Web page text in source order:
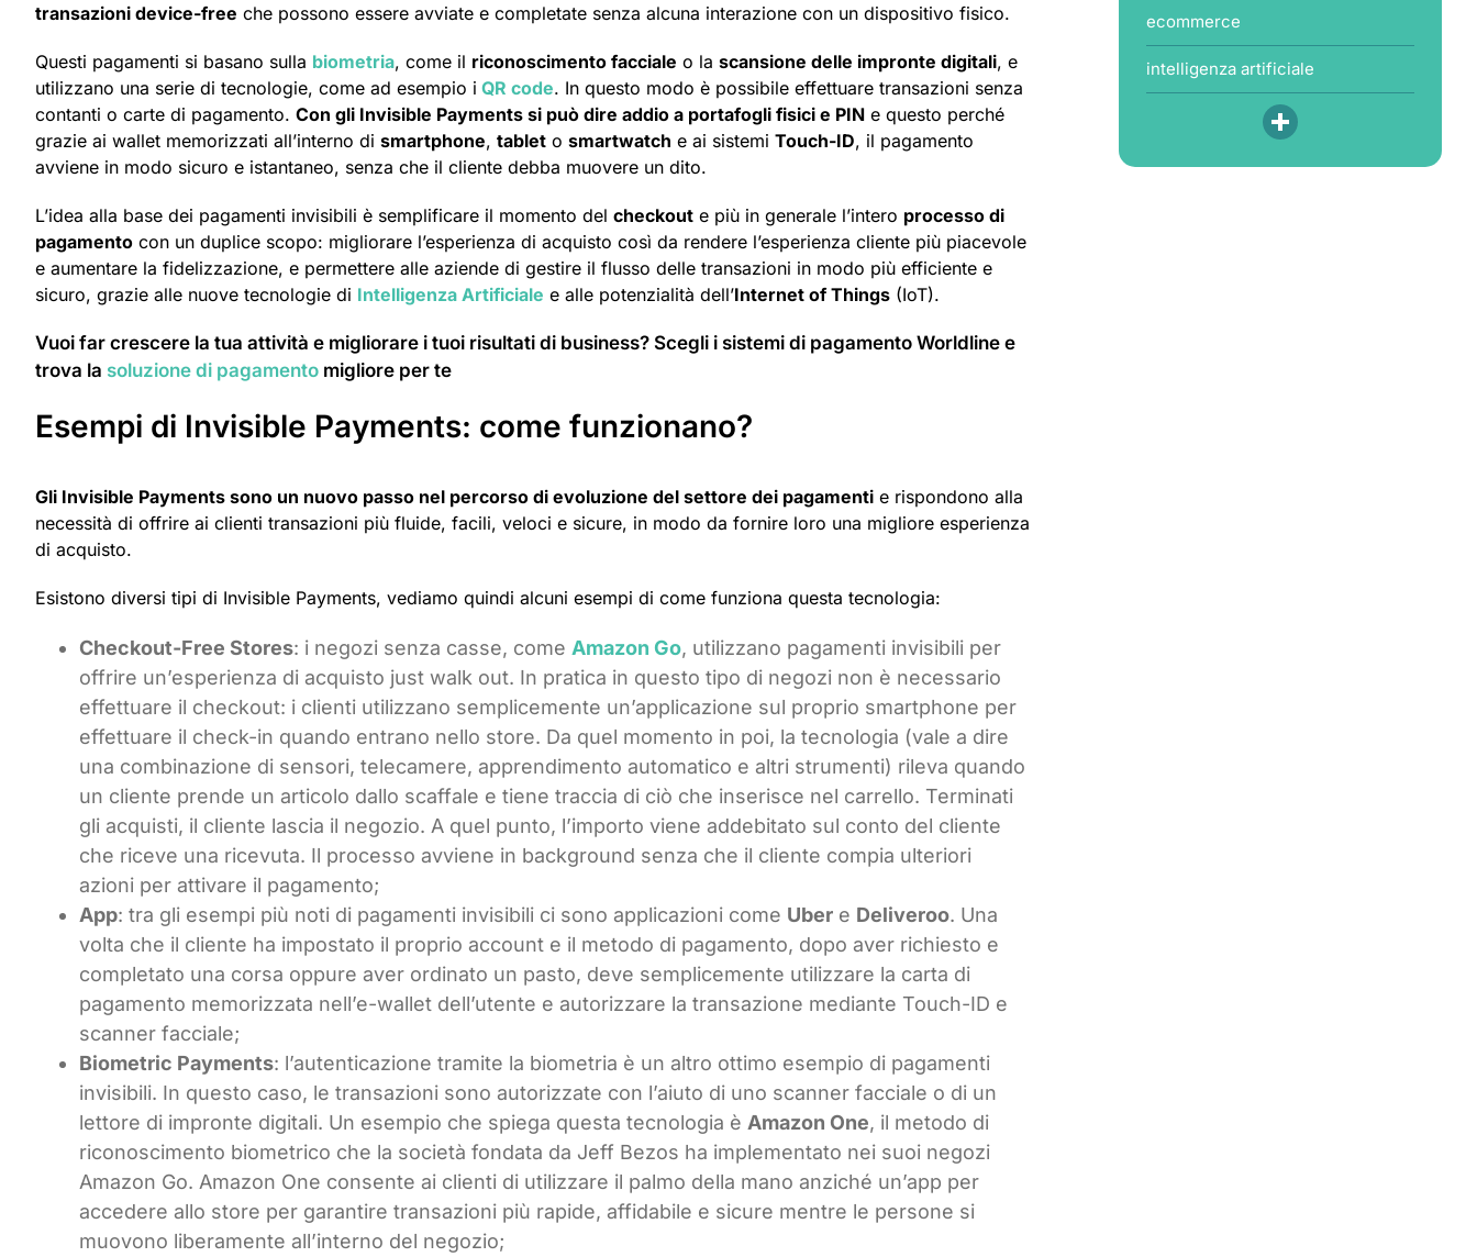
transazioni device-free che possono essere avviate e completate senza alcuna interazione con un dispositivo fisico.
Questi pagamenti si basano sulla biometria, come il riconoscimento facciale o la scansione delle impronte digitali, e
utilizzano una serie di tecnologie, come ad esempio i QR code. In questo modo è possibile effettuare transazioni senza
contanti o carte di pagamento. Con gli Invisible Payments si può dire addio a portafogli fisici e PIN e questo perché
grazie ai wallet memorizzati all’interno di smartphone, tablet o smartwatch e ai sistemi Touch-ID, il pagamento
avviene in modo sicuro e istantaneo, senza che il cliente debba muovere un dito.
L’idea alla base dei pagamenti invisibili è semplificare il momento del checkout e più in generale l’intero processo di
pagamento con un duplice scopo: migliorare l’esperienza di acquisto così da rendere l’esperienza cliente più piacevole
e aumentare la fidelizzazione, e permettere alle aziende di gestire il flusso delle transazioni in modo più efficiente e
sicuro, grazie alle nuove tecnologie di Intelligenza Artificiale e alle potenzialità dell’Internet of Things (IoT).
Vuoi far crescere la tua attività e migliorare i tuoi risultati di business? Scegli i sistemi di pagamento Worldline e
trova la soluzione di pagamento migliore per te
Esempi di Invisible Payments: come funzionano?
Gli Invisible Payments sono un nuovo passo nel percorso di evoluzione del settore dei pagamenti e rispondono alla
necessità di offrire ai clienti transazioni più fluide, facili, veloci e sicure, in modo da fornire loro una migliore esperienza
di acquisto.
Esistono diversi tipi di Invisible Payments, vediamo quindi alcuni esempi di come funziona questa tecnologia:
Checkout-Free Stores: i negozi senza casse, come Amazon Go, utilizzano pagamenti invisibili per
offrire un’esperienza di acquisto just walk out. In pratica in questo tipo di negozi non è necessario
effettuare il checkout: i clienti utilizzano semplicemente un’applicazione sul proprio smartphone per
effettuare il check-in quando entrano nello store. Da quel momento in poi, la tecnologia (vale a dire
una combinazione di sensori, telecamere, apprendimento automatico e altri strumenti) rileva quando
un cliente prende un articolo dallo scaffale e tiene traccia di ciò che inserisce nel carrello. Terminati
gli acquisti, il cliente lascia il negozio. A quel punto, l’importo viene addebitato sul conto del cliente
che riceve una ricevuta. Il processo avviene in background senza che il cliente compia ulteriori
azioni per attivare il pagamento;
App: tra gli esempi più noti di pagamenti invisibili ci sono applicazioni come Uber e Deliveroo. Una
volta che il cliente ha impostato il proprio account e il metodo di pagamento, dopo aver richiesto e
completato una corsa oppure aver ordinato un pasto, deve semplicemente utilizzare la carta di
pagamento memorizzata nell’e-wallet dell’utente e autorizzare la transazione mediante Touch-ID e
scanner facciale;
Biometric Payments: l’autenticazione tramite la biometria è un altro ottimo esempio di pagamenti
invisibili. In questo caso, le transazioni sono autorizzate con l’aiuto di uno scanner facciale o di un
lettore di impronte digitali. Un esempio che spiega questa tecnologia è Amazon One, il metodo di
riconoscimento biometrico che la società fondata da Jeff Bezos ha implementato nei suoi negozi
Amazon Go. Amazon One consente ai clienti di utilizzare il palmo della mano anziché un’app per
accedere allo store per garantire transazioni più rapide, affidabile e sicure mentre le persone si
muovono liberamente all’interno del negozio;
ecommerce
intelligenza artificiale